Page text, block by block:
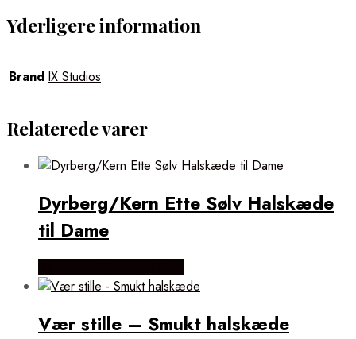
Yderligere information
Brand IX Studios
Relaterede varer
Dyrberg/Kern Ette Sølv Halskæde
til Dame
Vær stille – Smukt halskæde